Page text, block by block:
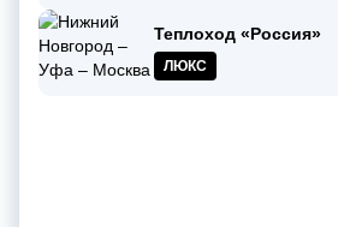
Теплоход «Россия»
ЛЮКС